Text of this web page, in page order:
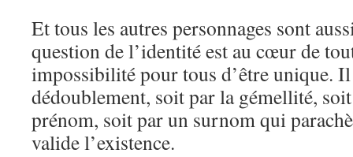
Et tous les autres personnages sont
question de l’identité est au cœur de
impossibilité pour tous d’être unique. Il
dédoublement, soit par la gémellité,
prénom, soit par un surnom qui
valide l’existence.